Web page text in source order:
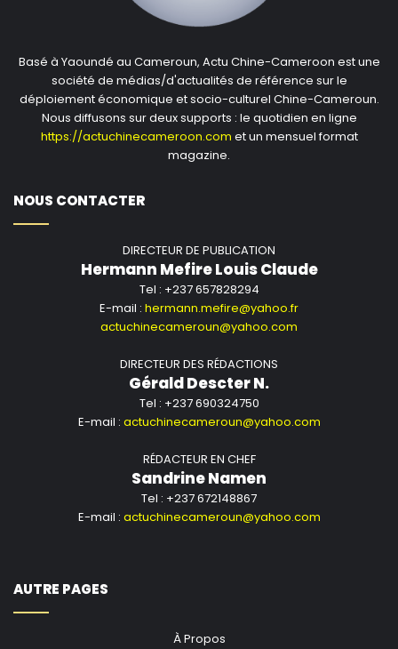
Basé à Yaoundé au Cameroun, Actu Chine-Cameroon est une
société de médias/d'actualités de référence sur le
déploiement économique et socio-culturel Chine-Cameroun.
Nous diffusons sur deux supports : le quotidien en ligne
https://actuchinecameroon.com et un mensuel format
magazine.
NOUS CONTACTER
DIRECTEUR DE PUBLICATION
Hermann Mefire Louis Claude
Tel : +237 657828294
E-mail : hermann.mefire@yahoo.fr
actuchinecameroun@yahoo.com
DIRECTEUR DES RÉDACTIONS
Gérald Descter N.
Tel : +237 690324750
E-mail : actuchinecameroun@yahoo.com
RÉDACTEUR EN CHEF
Sandrine Namen
Tel : +237 672148867
E-mail : actuchinecameroun@yahoo.com
AUTRE PAGES
À Propos